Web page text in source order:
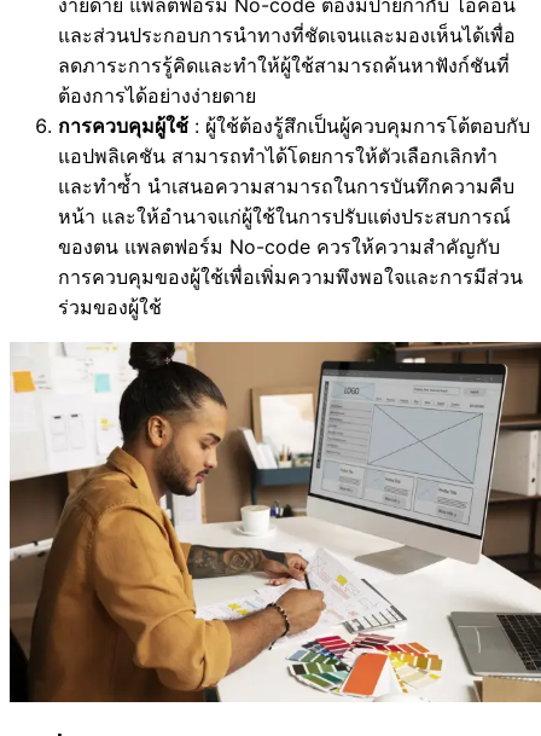
และส่วนประกอบการนำทางที่ชัดเจนและมองเห็นได้เพื่อ
ลดภาระการรู้คิดและทำให้ผู้ใช้สามารถค้นหาฟังก์ชันที่
ต้องการได้อย่างง่ายดาย
การควบคุมผู้ใช้ : ผู้ใช้ต้องรู้สึกเป็นผู้ควบคุมการโต้ตอบกับ
แอปพลิเคชัน สามารถทำได้โดยการให้ตัวเลือกเลิกทำ
และทำซ้ำ นำเสนอความสามารถในการบันทึกความคืบ
หน้า และให้อำนาจแก่ผู้ใช้ในการปรับแต่งประสบการณ์
ของตน แพลตฟอร์ม No-code ควรให้ความสำคัญกับ
การควบคุมของผู้ใช้เพื่อเพิ่มความพึงพอใจและการมีส่วน
ร่วมของผู้ใช้